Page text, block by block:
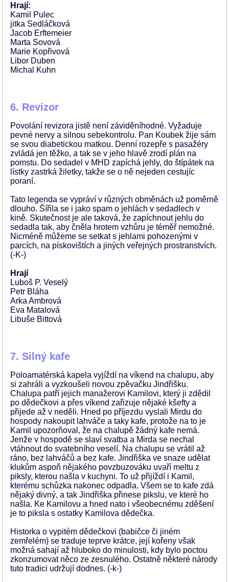
Hrají:
Kamil Pulec
jitka Sedláčková
Jacob Erftemeier
Marta Sovová
Marie Kopřivová
Libor Duben
Michal Kuhn
6. Revizor
Povolání revizora jistě není záviděníhodné. Vyžaduje
pevné nervy a silnou sebekontrolu. Pan Koubek žije sám
se svou diabetickou matkou. Denní rozepře s pasažéry
zvládá jen těžko, a tak se v jeho hlavě zrodí plán na
pomstu. Do sedadel v MHD zapíchá jehly, do štípátek na
lístky zastrká žiletky, takže se o ně nejeden cestujíc
poraní.
Tato legenda se vypráví v různých obměnách už poměrně
dlouho. Šířila se i jako spam o jehlách v sedadlech v
kině. Skutečnost je ale taková, že zapíchnout jehlu do
sedadla tak, aby čněla hrotem vzhůru je téměř nemožné.
Nicméně můžeme se setkat s jehlami pohozenými v
parcích, na pískovištích a jiných veřejných prostranstvích.
(-K-)
Hrají
Luboš P. Veselý
Petr Bláha
Arka Ambrová
Eva Matalová
Libuše Bittová
7. Silný kafe
Poloamatérská kapela vyjíždí na víkend na chalupu, aby
si zahráli a vyzkoušeli novou zpěvačku Jindřišku.
Chalupa patří jejich manažerovi Kamilovi, který ji zdědil
po dědečkovi a přes víkend zařizuje nějaké kšefty a
přijede až v neděli. Hned po příjezdu vyslali Mirdu do
hospody nakoupit lahváče a taky kafe, protože na to je
Kamil upozorňoval, že na chalupě žádný kafe nemá.
Jenže v hospodě se slaví svatba a Mirda se nechal
vtáhnout do svatebního veselí. Na chalupu se vrátil až
ráno, bez lahváčů a bez kafe. Jindřiška ve snaze udělat
klukům aspoň nějakého povzbuzováku uvaří meltu z
piksly, kterou našla v kuchyni. To už přijíždí i Kamil,
kterému schůzka nakonec odpadla. Všem se to kafe zdá
nějaký divný, a tak Jindřiška přinese pikslu, ve které ho
našla. Ke Kamilovu a hned nato i všeobecnému zděšení
je to piksla s ostatky Kamilova dědečka.
Historka o vypitém dědečkovi (babičce či jiném
zemřelém) se traduje teprve krátce, její kořeny však
možná sahají až hluboko do minulosti, kdy bylo poctou
zkonzumovat něco ze zesnulého. Ostatně některé národy
tuto tradici udržují dodnes. (-k-)